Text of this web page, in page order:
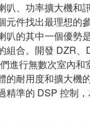
叭、功率擴大機和
元件找出最理想的
叭的其中一個優勢
組合。開發 DZR、
進行無數次室內和
的耐用度和擴大機
精準的 DSP 控制